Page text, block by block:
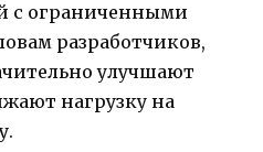
с ограниченными
разработчиков,
улучшают
нагрузку на